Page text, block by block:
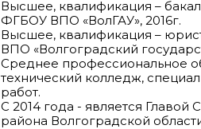
Высшее, квалификация –
ФГБОУ ВПО «ВолГАУ», 2016г.
Высшее, квалификация –
ВПО «Волгоградский
Среднее профессиональное
технический колледж,
работ.
С 2014 года - является Главой
района Волгоградской